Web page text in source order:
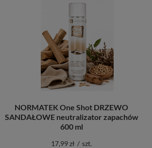
NORMATEK One Shot DRZEWO
SANDAŁOWE neutralizator zapachów
600 ml
17,99 zł / szt.